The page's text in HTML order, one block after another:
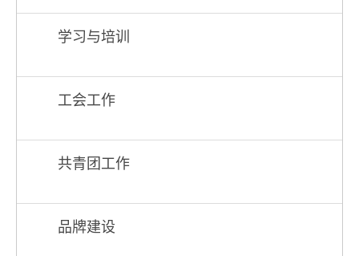
学习与培训
工会工作
共青团工作
品牌建设